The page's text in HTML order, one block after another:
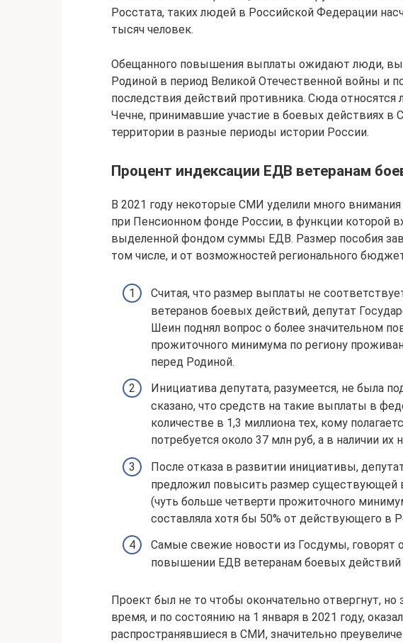
Росстата, таких людей в Российской Федерации
тысяч человек.
Обещанного повышения выплаты ожидают люди,
Родиной в период Великой Отечественной войны и
последствия действий противника. Сюда
Чечне, принимавшие участие в боевых действиях в
территории в разные периоды истории России.
Процент индексации ЕДВ ветеранам
В 2021 году некоторые СМИ уделили много
при Пенсионном фонде России, в функции которой
выделенной фондом суммы ЕДВ. Размер пособия
том числе, и от возможностей регионального
Считая, что размер выплаты не
ветеранов боевых действий, депутат
Шеин поднял вопрос о более значительном
прожиточного минимума по региону
перед Родиной.
Инициатива депутата, разумеется, не была
сказано, что средств на такие выплаты в
количестве в 1,3 миллиона тех, кому
потребуется около 37 млн руб, а в наличии их
После отказа в развитии инициативы,
предложил повысить размер существующей
(чуть больше четверти прожиточного
составляла хотя бы 50% от действующего в
Самые свежие новости из Госдумы, говорят
повышении ЕДВ ветеранам боевых действий
Проект был не то чтобы окончательно отвергнут,
время, и по состоянию на 1 января в 2021 году,
распространявшиеся в СМИ, значительно